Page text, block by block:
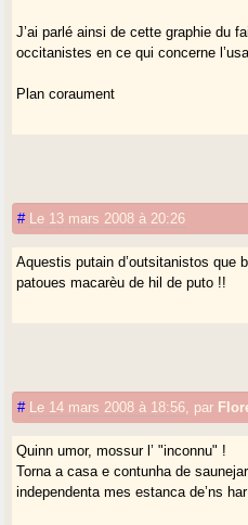
J’ai parlé ainsi de cette graphie du
occitanistes en ce qui concerne
Plan coraument
# Le 13 mars 2008 à 20:26
Aquestis putain d’outsitanistos que
patoues macarèu de hil de puto !!
# Le 14 mars 2008 à 18:56 par
Quinn umor, mossur l’ "inconnu" !
Torna a casa e contunha de
independenta mes estanca de’ns